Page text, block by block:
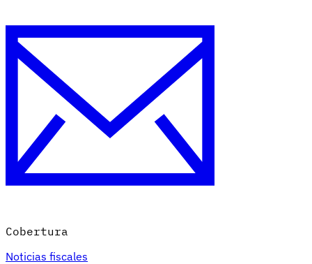
Cobertura
Noticias fiscales